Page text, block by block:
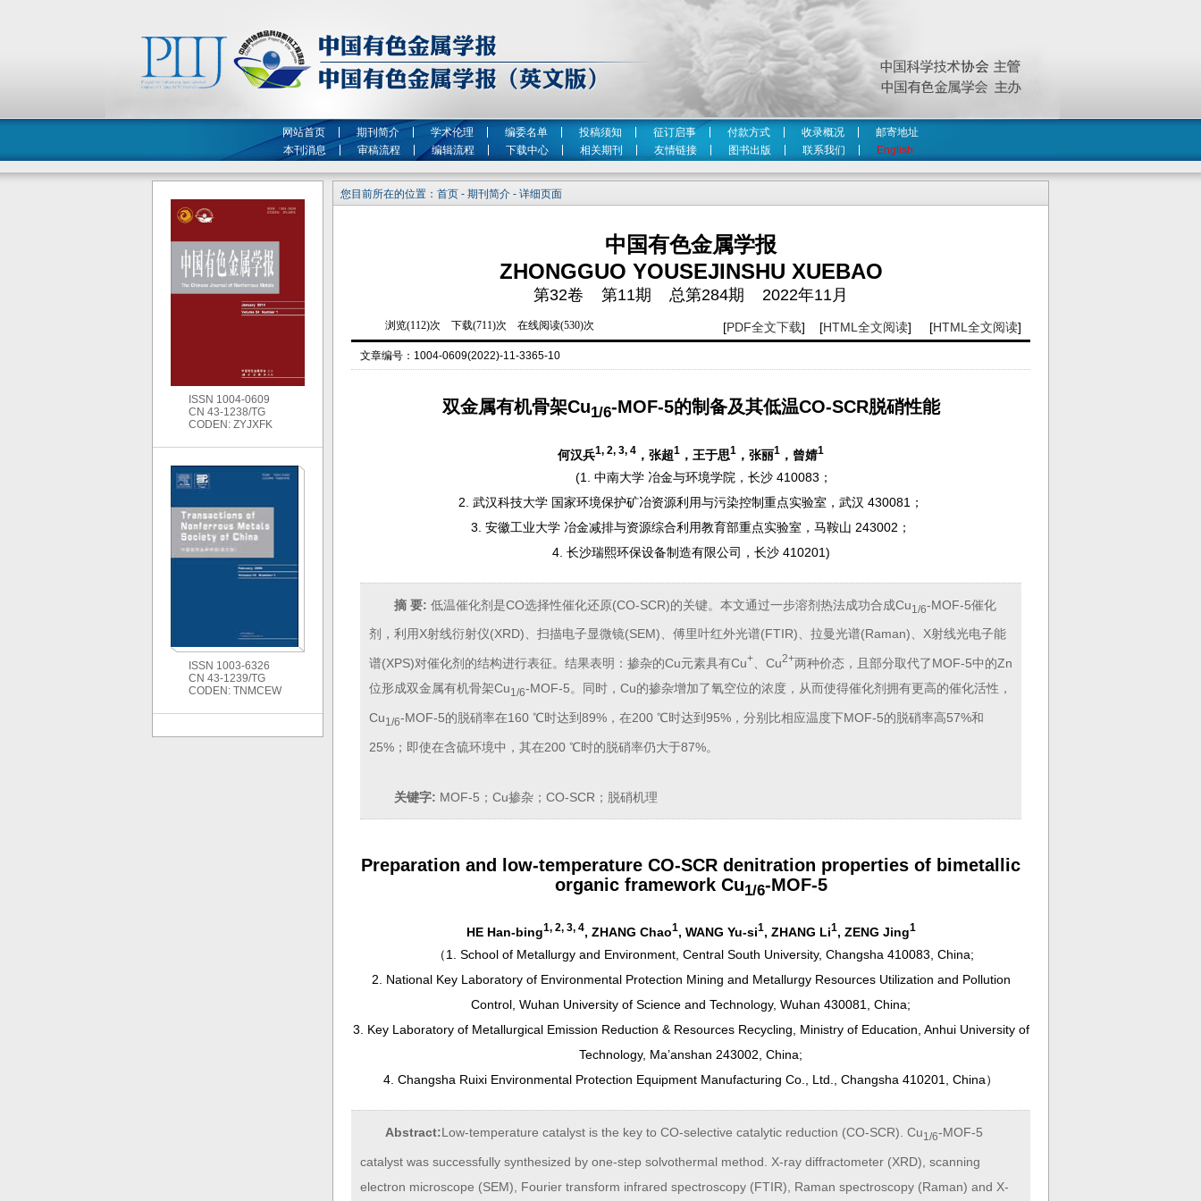
网站首页 期刊简介 学术伦理 编委名单 投稿须知 征订启事 付款方式 收录概况
邮寄地址
本刊消息
审稿流程 编辑流程 下载中心 相关期刊 友情链接 图书出版 联系我们 English
您目前所在的位置：首页 - 期刊简介 - 详细页面
中国有色金属学报
ZHONGGUO YOUSEJINSHU XUEBAO
第32卷 第11期 总第284期 2022年11月
[PDF全文下载] [HTML全文阅读] [HTML全文阅读]
文章编号： 1004-0609(2022)-11-3365-10
双金属有机骨架Cu1/6-MOF-5的制备及其低温CO-SCR脱硝性能
何汉兵1, 2, 3, 4 ，张超1 ，王于思1 ，张丽1 ，曾婧1
(1. 中南大学 冶金与环境学院，长沙 410083；
2. 武汉科技大学 国家环境保护矿冶资源利用与污染控制重点实验室，武汉 430081；
3. 安徽工业大学 冶金减排与资源综合利用教育部重点实验室，马鞍山 243002；
4. 长沙瑞熙环保设备制造有限公司，长沙 410201)
摘 要: 低温催化剂是CO选择性催化还原(CO-SCR)的关键。本文通过一步溶剂热法成功合成Cu1/6-MOF-5催化
剂，利用X射线衍射仪(XRD)、扫描电子显微镜(SEM)、傅里叶红外光谱(FTIR)、拉曼光谱(Raman)、X射线光电子能
谱(XPS)对催化剂的结构进行表征。结果表明：掺杂的Cu元素具有Cu+ 、Cu2+两种价态，且部分取代了MOF-5中的Zn
位形成双金属有机骨架Cu1/6-MOF-5。同时，Cu的掺杂增加了氧空位的浓度，从而使得催化剂拥有更高的催化活性，
Cu1/6-MOF-5的脱硝率在160 ℃时达到89%，在200 ℃时达到95%，分别比相应温度下MOF-5的脱硝率高57%和
25%；即使在含硫环境中，其在200 ℃时的脱硝率仍大于87%。
关键字: MOF-5；Cu掺杂；CO-SCR；脱硝机理
Preparation and low-temperature CO-SCR denitration properties of bimetallic
organic framework Cu1/6-MOF-5
HE Han-bing1, 2, 3, 4, ZHANG Chao1, WANG Yu-si1, ZHANG Li1, ZENG Jing1
（1. School of Metallurgy and Environment, Central South University, Changsha 410083, China;
2. National Key Laboratory of Environmental Protection Mining and Metallurgy Resources Utilization and Pollution
Control, Wuhan University of Science and Technology, Wuhan 430081, China;
3. Key Laboratory of Metallurgical Emission Reduction & Resources Recycling, Ministry of Education, Anhui University of
Technology, Ma’anshan 243002, China;
4. Changsha Ruixi Environmental Protection Equipment Manufacturing Co., Ltd., Changsha 410201, China）
Abstract:Low-temperature catalyst is the key to CO-selective catalytic reduction (CO-SCR). Cu1/6-MOF-5
catalyst was successfully synthesized by one-step solvothermal method. X-ray diffractometer (XRD), scanning
electron microscope (SEM), Fourier transform infrared spectroscopy (FTIR), Raman spectroscopy (Raman) and X-
ISSN 1004-0609
CN 43-1238/TG
CODEN: ZYJXFK
ISSN 1003-6326
CN 43-1239/TG
CODEN: TNMCEW